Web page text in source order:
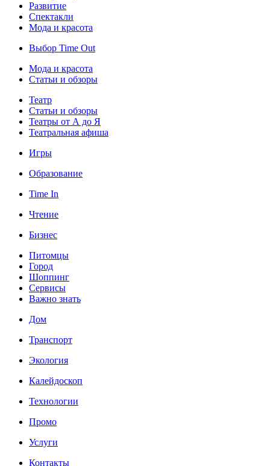
Развитие
Спектакли
Мода и красота
Выбор Time Out
Мода и красота
Статьи и обзоры
Театр
Статьи и обзоры
Театры от А до Я
Театральная афиша
Игры
Образование
Time In
Чтение
Бизнес
Питомцы
Город
Шоппинг
Сервисы
Важно знать
Дом
Транспорт
Экология
Калейдоскоп
Технологии
Промо
Услуги
Контакты